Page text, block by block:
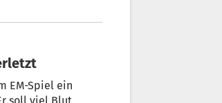
EM-Spiel ein
soll viel Blut